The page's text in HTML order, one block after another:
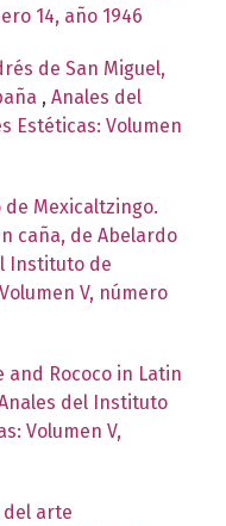
14, año 1946
de San Miguel,
, Anales del
Estéticas: Volumen
de Mexicaltzingo.
caña, de Abelardo
Instituto de
V, número
and Rococo in Latin
del Instituto
Volumen V,
del arte